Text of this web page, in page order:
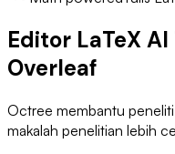
Editor LaTeX
Overleaf
Octree membantu
makalah penelitian lebih